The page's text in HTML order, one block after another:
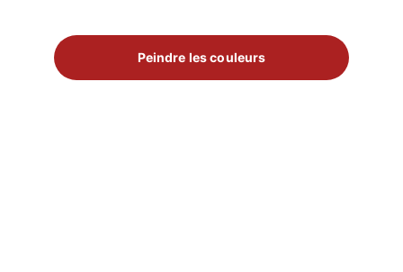
Peindre les couleurs